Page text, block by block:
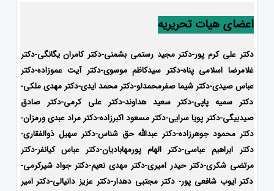
اعضای هیات تحریریه
دکتر علی کرم پور-دکتر مجید رستمی بشمنی-دکتر کامران یگانگی-دکتر
غلامرضا اسلامی پناه-دکتر سیدکاظم موسوی-دکتر آیت عموزاده-دکتر
عباس صیدی-دکتر شیما صفرمحمدلو-دکتر محمد ایدی-دکتر مهدی ملکی-
دکتر سمیه پاپی-دکتر سعید هداوند-دکتر علی کرمی-دکتر صادق
صیدبیگی-دکتر پویا سرایی-دکتر مسعود اکبرزاده-دکتر مراد عبدی ورمزان-
دکتر محمود جوهرزاده-دکتر عبدالله حق شناس-دکتر سهیل ذوالفقاری-
دکتر ابراهیم عباسی-دکتر الهام پورمهابادیان-دکتر عباس کیانفر-دکتر
مرتضی شکری-دکتر حیدر امیری-دکتر مهدی نعیم-دکتر جواد شیرکرمی-
دکتر ایوب شافعی پور- دکتر مجتبی دهدار-دکتر عزیز دانیالی-دکتر امیر